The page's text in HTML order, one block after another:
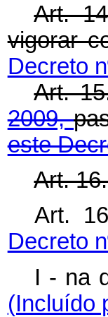
Art.
vigorar
Decreto
Art.
2009,
este
Art.
Art.
Decreto
I - na
(Incluído